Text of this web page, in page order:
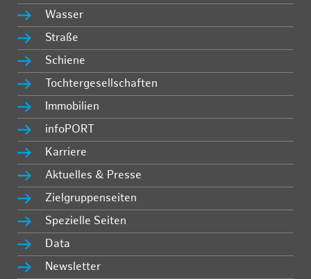
Wasser
Straße
Schiene
Tochtergesellschaften
Immobilien
infoPORT
Karriere
Aktuelles & Presse
Zielgruppenseiten
Spezielle Seiten
Data
Newsletter